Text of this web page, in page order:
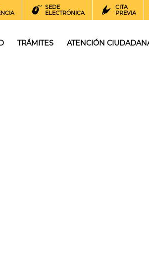
SEDE
ELECTRÓNICA
CITA
PREVIA
TRÁMITES ATENCIÓN